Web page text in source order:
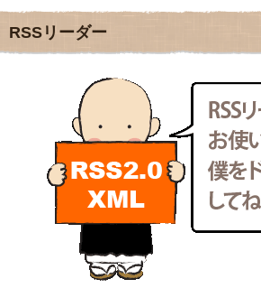
2011年10月(31)
2011年9月(24)
2011年8月(21)
2011年6月(13)
2011年5月
2011年4月
(17)
2011年3月(15)
2011年2月(22)
2011年1月(22)
2010年12月(21)
2010年11月
(14)
2010年9月(16)
(13)
地域のライターさんです
小豆島 圓満寺
新聞屋の道具箱
新聞社で使われる用語の解説など
makotoさんの御符内巡礼記
東京の巡礼記です
POLYHEDON
いろいろなことが書いてあるよ
bunchan
あちこち行って！
目白鍼灸院
日本人の繊細な体質にあわせた、やさしく
RSSリーダー